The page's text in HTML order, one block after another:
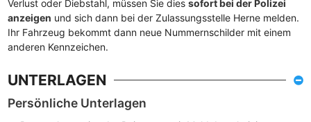
Verlust oder Diebstahl, müssen Sie dies sofort bei der Polizei
anzeigen und sich dann bei der Zulassungsstelle Herne melden.
Ihr Fahrzeug bekommt dann neue Nummernschilder mit einem
anderen Kennzeichen.
UNTERLAGEN
Persönliche Unterlagen